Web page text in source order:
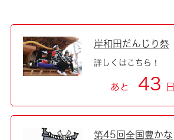
岸和田だんじり祭
詳しくはこちら！
あと 43 日
第45回全国豊かな